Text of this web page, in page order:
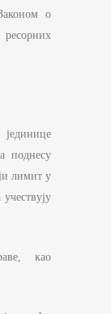
о
ресорних
поднесу
лимит у
као